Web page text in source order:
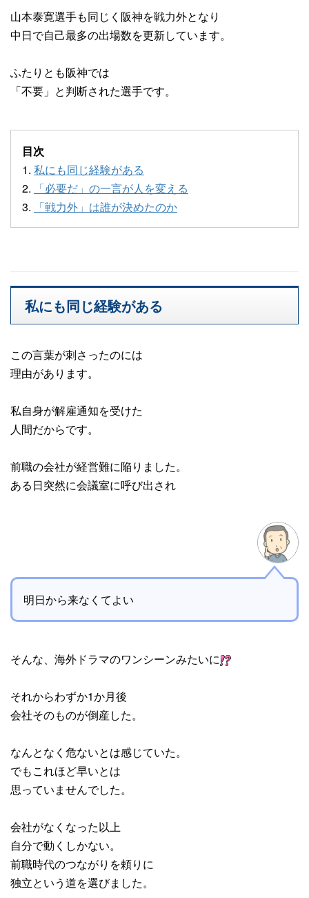
山本泰寛選手も同じく阪神を戦力外となり
中日で自己最多の出場数を更新しています。
ふたりとも阪神では
「不要」と判断された選手です。
目次
1. 私にも同じ経験がある
2.
「必要だ」の一言が人を変える
3.
「戦力外」は誰が決めたのか
私にも同じ経験がある
この言葉が刺さったのには
理由があります。
私自身が解雇通知を受けた
人間だからです。
前職の会社が経営難に陥りました。
ある日突然に会議室に呼び出され
明日から来なくてよい
そんな、海外ドラマのワンシーンみたいに
それからわずか1か月後
会社そのものが倒産した。
なんとなく危ないとは感じていた。
でもこれほど早いとは
思っていませんでした。
会社がなくなった以上
自分で動くしかない。
前職時代のつながりを頼りに
独立という道を選びました。